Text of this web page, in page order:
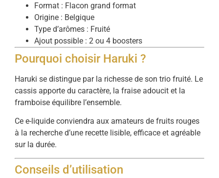
Format : Flacon grand format
Origine : Belgique
Type d’arômes : Fruité
Ajout possible : 2 ou 4 boosters
Pourquoi choisir Haruki ?
Haruki se distingue par la richesse de son trio fruité. Le
cassis apporte du caractère, la fraise adoucit et la
framboise équilibre l’ensemble.
Ce e-liquide conviendra aux amateurs de fruits rouges
à la recherche d’une recette lisible, efficace et agréable
sur la durée.
Conseils d’utilisation